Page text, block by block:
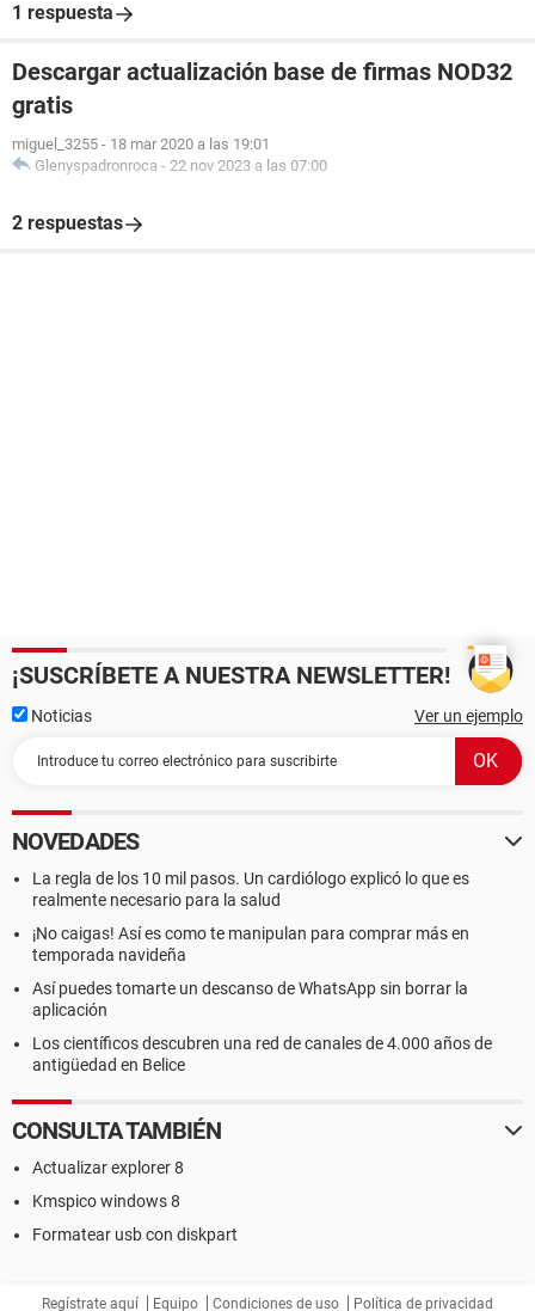
1 respuesta
Descargar actualización base de firmas NOD32
gratis
miguel_3255 - 18 mar 2020 a las 19:01
Glenyspadronroca - 22 nov 2023 a las 07:00
2 respuestas
¡SUSCRÍBETE A NUESTRA NEWSLETTER!
Noticias Ver un ejemplo
NOVEDADES
La regla de los 10 mil pasos. Un cardiólogo explicó lo que es
realmente necesario para la salud
¡No caigas! Así es como te manipulan para comprar más en
temporada navideña
Así puedes tomarte un descanso de WhatsApp sin borrar la
aplicación
Los científicos descubren una red de canales de 4.000 años de
antigüedad en Belice
CONSULTA TAMBIÉN
Actualizar explorer 8
Kmspico windows 8
Formatear usb con diskpart
Regístrate aquí Equipo Condiciones de uso Política de privacidad